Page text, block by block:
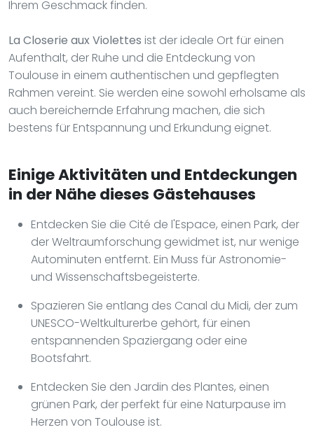
Ihrem Geschmack finden.
La Closerie aux Violettes ist der ideale Ort für einen
Aufenthalt, der Ruhe und die Entdeckung von
Toulouse in einem authentischen und gepflegten
Rahmen vereint. Sie werden eine sowohl erholsame als
auch bereichernde Erfahrung machen, die sich
bestens für Entspannung und Erkundung eignet.
Einige Aktivitäten und Entdeckungen
in der Nähe dieses Gästehauses
Entdecken Sie die Cité de l'Espace, einen Park, der
der Weltraumforschung gewidmet ist, nur wenige
Autominuten entfernt. Ein Muss für Astronomie-
und Wissenschaftsbegeisterte.
Spazieren Sie entlang des Canal du Midi, der zum
UNESCO-Weltkulturerbe gehört, für einen
entspannenden Spaziergang oder eine
Bootsfahrt.
Entdecken Sie den Jardin des Plantes, einen
grünen Park, der perfekt für eine Naturpause im
Herzen von Toulouse ist.